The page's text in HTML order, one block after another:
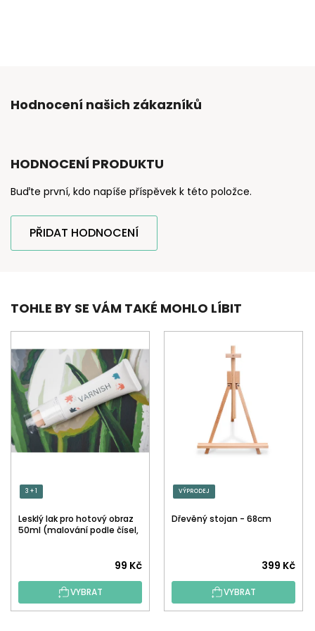
Hodnocení našich zákazníků
HODNOCENÍ PRODUKTU
Buďte první, kdo napíše příspěvek k této položce.
PŘIDAT HODNOCENÍ
TOHLE BY SE VÁM TAKÉ MOHLO LÍBIT
3 + 1
Lesklý lak pro hotový obraz
50ml (malování podle čísel,
hodnocení
produktu
je
99 Kč
VYBRAT
VÝPRODEJ
Dřevěný stojan - 68cm
399 Kč
VYBRAT